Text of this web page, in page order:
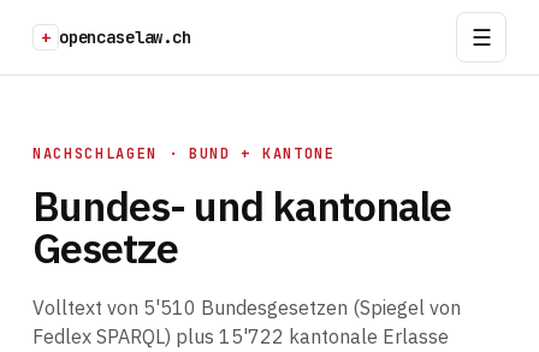
+ opencaselaw.ch
NACHSCHLAGEN · BUND + KANTONE
Bundes- und kantonale
Gesetze
Volltext von 5'510 Bundesgesetzen (Spiegel von
Fedlex SPARQL) plus 15'722 kantonale Erlasse